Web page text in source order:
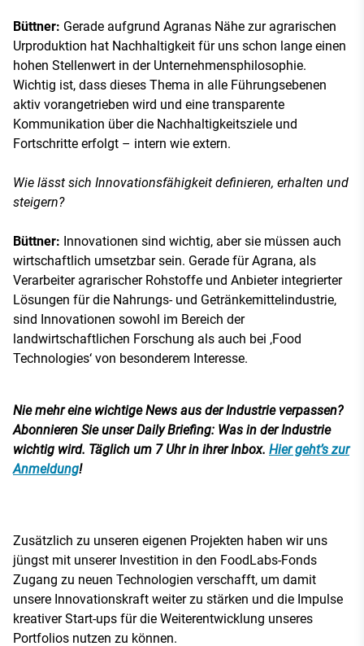
Büttner: Gerade aufgrund Agranas Nähe zur agrarischen
Urproduktion hat Nachhaltigkeit für uns schon lange einen
hohen Stellenwert in der Unternehmensphilosophie.
Wichtig ist, dass dieses Thema in alle Führungsebenen
aktiv vorangetrieben wird und eine transparente
Kommunikation über die Nachhaltigkeitsziele und
Fortschritte erfolgt – intern wie extern.
Wie lässt sich Innovationsfähigkeit definieren, erhalten und
steigern?
Büttner: Innovationen sind wichtig, aber sie müssen auch
wirtschaftlich umsetzbar sein. Gerade für Agrana, als
Verarbeiter agrarischer Rohstoffe und Anbieter integrierter
Lösungen für die Nahrungs- und Getränkemittelindustrie,
sind Innovationen sowohl im Bereich der
landwirtschaftlichen Forschung als auch bei ‚Food
Technologies‘ von besonderem Interesse.
Nie mehr eine wichtige News aus der Industrie verpassen?
Abonnieren Sie unser Daily Briefing: Was in der Industrie
wichtig wird. Täglich um 7 Uhr in ihrer Inbox. Hier geht’s zur
Anmeldung!
Zusätzlich zu unseren eigenen Projekten haben wir uns
jüngst mit unserer Investition in den FoodLabs-Fonds
Zugang zu neuen Technologien verschafft, um damit
unsere Innovationskraft weiter zu stärken und die Impulse
kreativer Start-ups für die Weiterentwicklung unseres
Portfolios nutzen zu können.